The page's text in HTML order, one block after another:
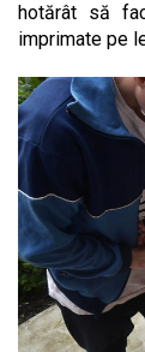
hotărât să
imprimate pe